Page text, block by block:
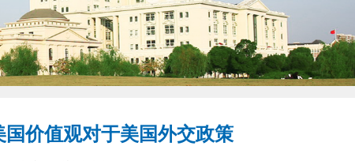
国价值观对于美国外交政策